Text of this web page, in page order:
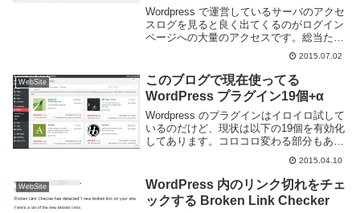
Wordpress で運営しているサーバのアクセ
スログを見ると良く出てくるのがログイン
ページへの大量のアクセスです。総当たり
攻撃によってログインを行おうとしている
のでしょう。簡単なパスワードを使わない
事はもちろん、二段階認証や Captch...
2015.07.02
WebSite
このブログで現在使ってる
WordPress プラグイン19個+α
Wordpress のプラグインはイロイロ試して
いるのだけど、現状は以下の19個を有効化
してあります。コロコロ変わる部分もある
ので一旦メモ代わりに書いておこう。19個
といっても公開していない自分専用のもの
が2つあるので17個ですね。SEOS...
2015.04.10
WebSite
WordPress 内のリンク切れをチェ
ックする Broken Link Checker